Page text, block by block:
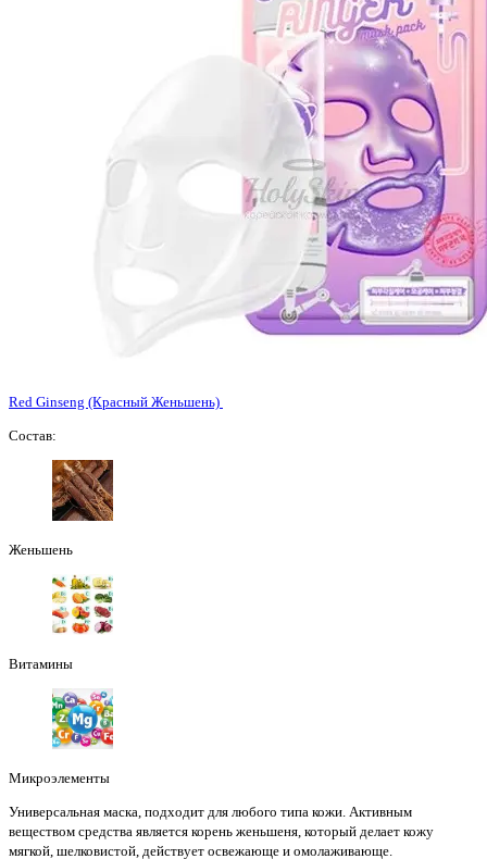
Red Ginseng (Красный Женьшень)
Состав:
Женьшень
Витамины
Микроэлементы
Универсальная маска, подходит для любого типа кожи. Активным
веществом средства является корень женьшеня, который делает кожу
мягкой, шелковистой, действует освежающе и омолаживающе.